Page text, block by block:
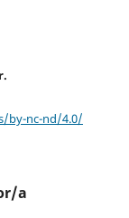
by-nc-nd/4.0/
a